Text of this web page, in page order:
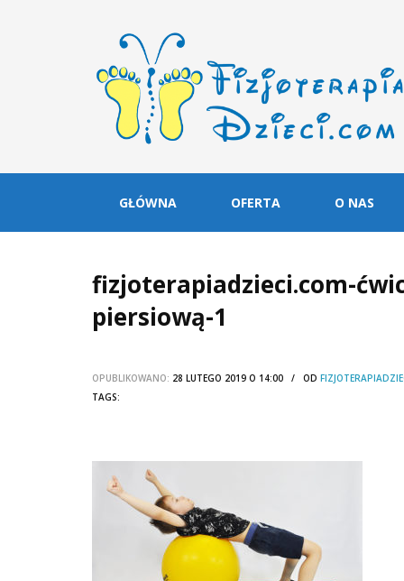
GŁÓWNA OFERTA O NAS
fizjoterapiadzieci.com-
piersiową-1
OPUBLIKOWANO: 28 LUTEGO 2019 O 14:00 / OD
TAGS: